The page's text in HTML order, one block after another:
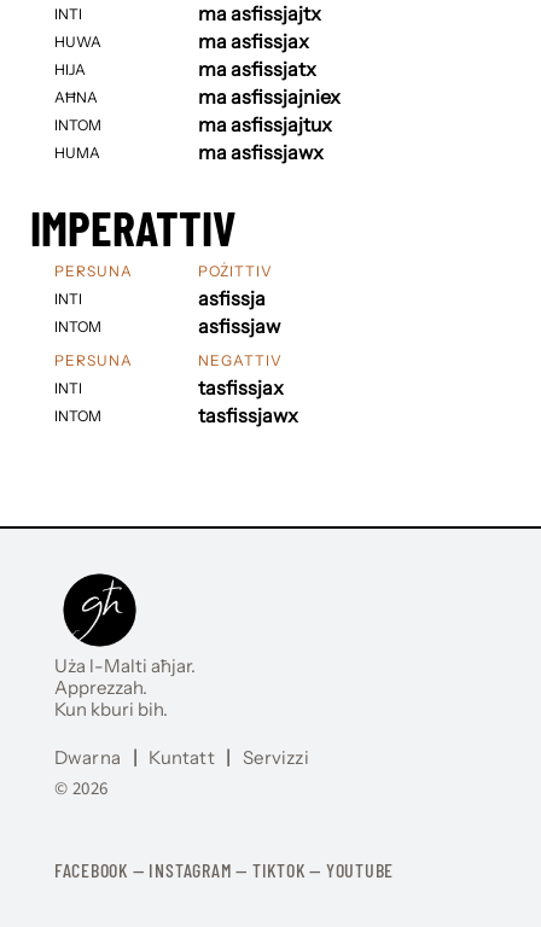
INTI
HUWA
HIJA
AĦNA
INTOM
HUMA
ma asfissjajtx
ma asfissjax
ma asfissjatx
ma asfissjajniex
ma asfissjajtux
ma asfissjawx
IMPERATTIV
PERSUNA
INTI
INTOM
POŻITTIV
asfissja
asfissjaw
PERSUNA
INTI
INTOM
NEGATTIV
tasfissjax
tasfissjawx
Uża l-Malti aħjar.
Apprezzah.
Kun kburi bih.
Dwarna | Kuntatt | Servizzi
© 2026
FACEBOOK — INSTAGRAM — TIKTOK — YOUTUBE